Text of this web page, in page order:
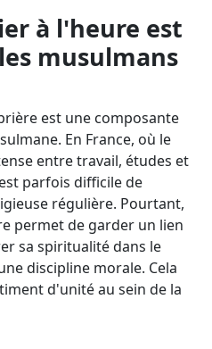
à l'heure est
musulmans
est une composante
En France, où le
entre travail, études et
parfois difficile de
régulière. Pourtant,
permet de garder un lien
sa spiritualité dans le
discipline morale. Cela
d'unité au sein de la